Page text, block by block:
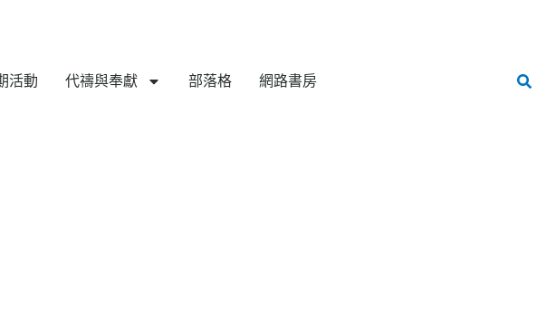
活動 代禱與奉獻 部落格 網路書房